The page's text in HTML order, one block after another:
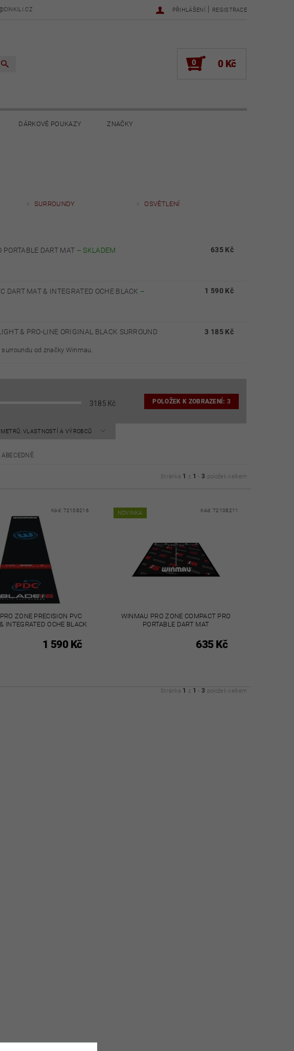
PŘIHLÁŠENÍ | REGISTRACE
0 0 Kč
DÁRKOVÉ POUKAZY ZNAČKY
SURROUNDY OSVĚTLENÍ
DART MAT –SKLADEM 635 Kč
DART MAT & INTEGRATED OCHE BLACK –
1 590 Kč
& PRO-LINE ORIGINAL BLACK SURROUND
od značky Winmau.
3 185 Kč
3185 Kč POLOŽEK K ZOBRAZENÍ:3
VLASTNOSTÍ A VÝROBCŮ
ABECEDNĚ
Stránka 1 z 1 -3 položek celkem
Kód: 72108216
ZONE PRECISION PVC
INTEGRATED OCHE BLACK
1 590 Kč
NOVINKA Kód:72108211
WINMAU PRO ZONE COMPACT PRO
PORTABLE DART MAT
635 Kč
Stránka 1 z 1 -3 položek celkem